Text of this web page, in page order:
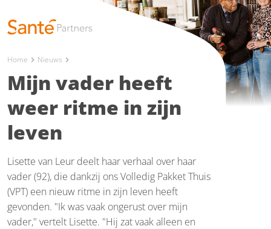
Home chevron_right Nieuws chevron_right
Mijn vader heeft
weer ritme in zijn
leven
Lisette van Leur deelt haar verhaal over haar
vader (92), die dankzij ons Volledig Pakket Thuis
(VPT) een nieuw ritme in zijn leven heeft
gevonden. "Ik was vaak ongerust over mijn
vader," vertelt Lisette. "Hij zat vaak alleen en